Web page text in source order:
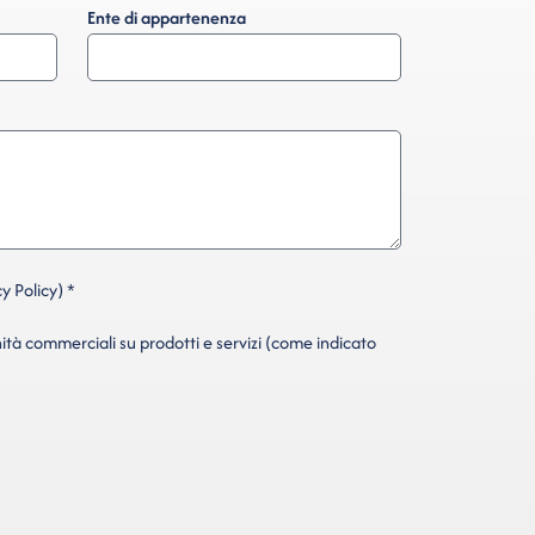
Ente di appartenenza
Policy) *
commerciali su prodotti e servizi (come indicato